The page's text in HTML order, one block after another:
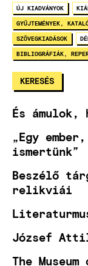
ÚJ KIADVÁNYOK
GYŰJTEMÉNYEK,
SZÖVEGKIADÁSOK
BIBLIOGRÁFIÁK,
És ámulok,
„Egy
ismertünk”
Beszélő
relikviái
József
The